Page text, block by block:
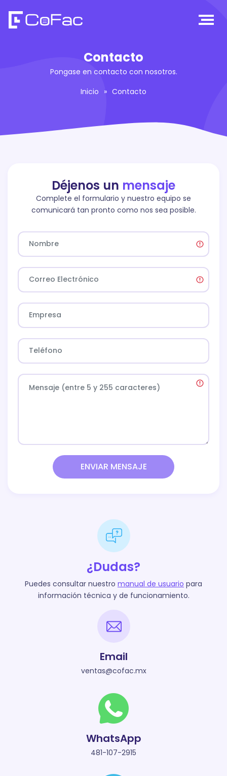
Contacto
Pongase en contacto con nosotros.
Inicio » Contacto
Déjenos un mensaje
Complete el formulario y nuestro equipo se
comunicará tan pronto como nos sea posible.
ENVIAR MENSAJE
¿Dudas?
Puedes consultar nuestro manual de usuario para
información técnica y de funcionamiento.
Email
ventas@cofac.mx
WhatsApp
481-107-2915